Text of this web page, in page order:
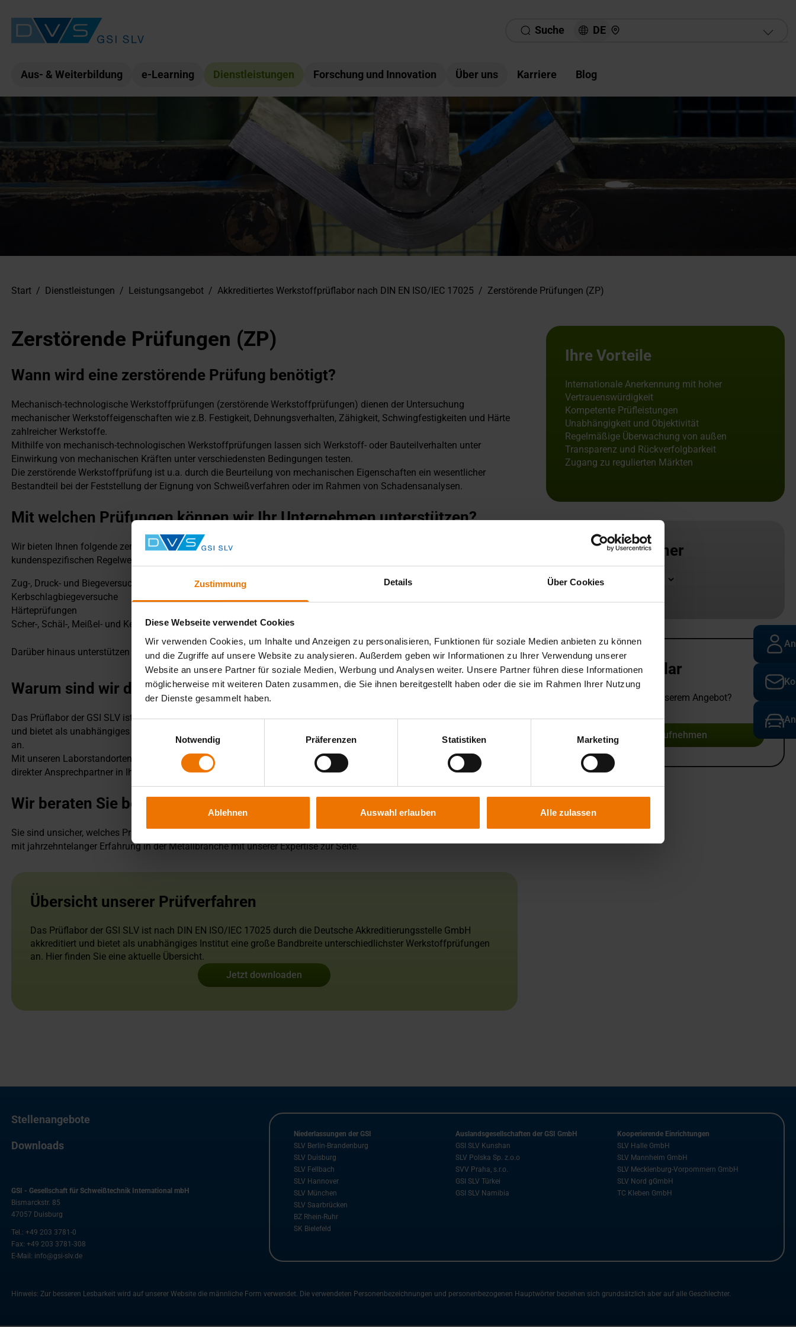
Zustimmung Details Über Cookies
Diese Webseite verwendet Cookies
Wir verwenden Cookies, um Inhalte und Anzeigen zu personalisieren, Funktionen für soziale Medien anbieten zu können
und die Zugriffe auf unsere Website zu analysieren. Außerdem geben wir Informationen zu Ihrer Verwendung unserer
Website an unsere Partner für soziale Medien, Werbung und Analysen weiter. Unsere Partner führen diese Informationen
möglicherweise mit weiteren Daten zusammen, die Sie ihnen bereitgestellt haben oder die sie im Rahmen Ihrer Nutzung
der Dienste gesammelt haben.
Notwendig
Präferenzen Statistiken Marketing
Ablehnen Auswahl erlauben Alle zulassen
Suche DE Hier finden Sie uns
Aus- & Weiterbildung e-Learning Dienstleistungen Forschung und Innovation Über uns Karriere Blog
Start / Dienstleistungen / Leistungsangebot / Akkreditiertes Werkstoffprüflabor nach DIN EN ISO/IEC 17025 / Zerstörende Prüfungen (ZP)
Zerstörende Prüfungen (ZP)
Wann wird eine zerstörende Prüfung benötigt?
Mechanisch-technologische Werkstoffprüfungen (zerstörende Werkstoffprüfungen) dienen der Untersuchung
mechanischer Werkstoffeigenschaften wie z.B. Festigkeit, Dehnungsverhalten, Zähigkeit, Schwingfestigkeiten und Härte
zahlreicher Werkstoffe.
Mithilfe von mechanisch-technologischen Werkstoffprüfungen lassen sich Werkstoff- oder Bauteilverhalten unter
Einwirkung von mechanischen Kräften unter verschiedensten Bedingungen testen.
Die zerstörende Werkstoffprüfung ist u.a. durch die Beurteilung von mechanischen Eigenschaften ein wesentlicher
Bestandteil bei der Feststellung der Eignung von Schweißverfahren oder im Rahmen von Schadensanalysen.
Mit welchen Prüfungen können wir Ihr Unternehmen unterstützen?
Wir bieten Ihnen folgende zerstörende Prüfungen mit Bewertung nach nationalen, internationalen oder
kundenspezifischen Regelwerken an:
Zug-, Druck- und Biegeversuche
Kerbschlagbiegeversuche
Härteprüfungen
Scher-, Schäl-, Meißel- und Keilprüfungen
Darüber hinaus unterstützen wir Sie mit einer Vielzahl weiterer Werkstoffuntersuchungen in unserem Prüflabor.
Warum sind wir der richtige Ansprechpartner?
Das Prüflabor der GSI SLV ist nach DIN EN ISO/IEC 17025 durch die Deutsche Akkreditierungsstelle GmbH akkreditiert
und bietet als unabhängiges Institut seit über 25 Jahren eine große Bandbreite unterschiedlichster Werkstoffprüfungen
an.
Mit unseren Laborstandorten in Berlin, Duisburg, Fellbach, Hannover, München und Saarbrücken stehen wir immer als
direkter Ansprechpartner in Ihrer Nähe zur Verfügung.
Wir beraten Sie bei allem, was für Ihr Unternehmen wichtig ist!
Sie sind unsicher, welches Prüfverfahren das richtige für Ihren Anspruch ist? Wir sind gerne für Sie da und stehen Ihnen
mit jahrzehntelanger Erfahrung in der Metallbranche mit unserer Expertise zur Seite.
Übersicht unserer Prüfverfahren
Das Prüflabor der GSI SLV ist nach DIN EN ISO/IEC 17025 durch die Deutsche Akkreditierungsstelle GmbH
akkreditiert und bietet als unabhängiges Institut eine große Bandbreite unterschiedlichster Werkstoffprüfungen
an. Hier finden Sie eine aktuelle Übersicht.
Jetzt downloaden
Ihre Vorteile
Internationale Anerkennung mit hoher
Vertrauenswürdigkeit
Kompetente Prüfleistungen
Unabhängigkeit und Objektivität
Regelmäßige Überwachung von außen
Transparenz und Rückverfolgbarkeit
Zugang zu regulierten Märkten
Ansprechpartner
Standort
Kontaktformular
Sie haben Fragen zu unserem Angebot?
Kontakt aufnehmen
Stellenangebote
Downloads
GSI - Gesellschaft für Schweißtechnik International mbH
Bismarckstr. 85
47057 Duisburg
Tel.: +49 203 3781-0
Fax: +49 203 3781-308
E-Mail: info@gsi-slv.de
Niederlassungen der GSI
SLV Berlin-Brandenburg
SLV Duisburg
SLV Fellbach
SLV Hannover
SLV München
SLV Saarbrücken
BZ Rhein-Ruhr
SK Bielefeld
Auslandsgesellschaften der GSI GmbH
GSI SLV Kunshan
SLV Polska Sp. z.o.o
SVV Praha, s.r.o.
GSI SLV Türkei
GSI SLV Namibia
Kooperierende Einrichtungen
SLV Halle GmbH
SLV Mannheim GmbH
SLV Mecklenburg-Vorpommern GmbH
SLV Nord gGmbH
TC Kleben GmbH
Hinweis: Zur besseren Lesbarkeit wird auf unserer Website die männliche Form verwendet. Die verwendeten Personenbezeichnungen und personenbezogenen Hauptwörter beziehen sich grundsätzlich aber auf alle Geschlechter.